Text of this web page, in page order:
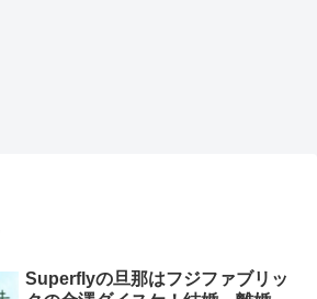
Superflyの旦那はフジファブリッ